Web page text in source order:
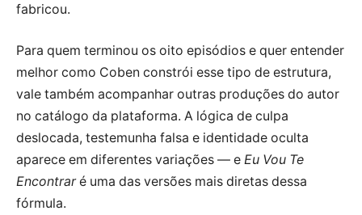
fabricou.
Para quem terminou os oito episódios e quer entender
melhor como Coben constrói esse tipo de estrutura,
vale também acompanhar outras produções do autor
no catálogo da plataforma. A lógica de culpa
deslocada, testemunha falsa e identidade oculta
aparece em diferentes variações — e Eu Vou Te
Encontraré uma das versões mais diretas dessa
fórmula.